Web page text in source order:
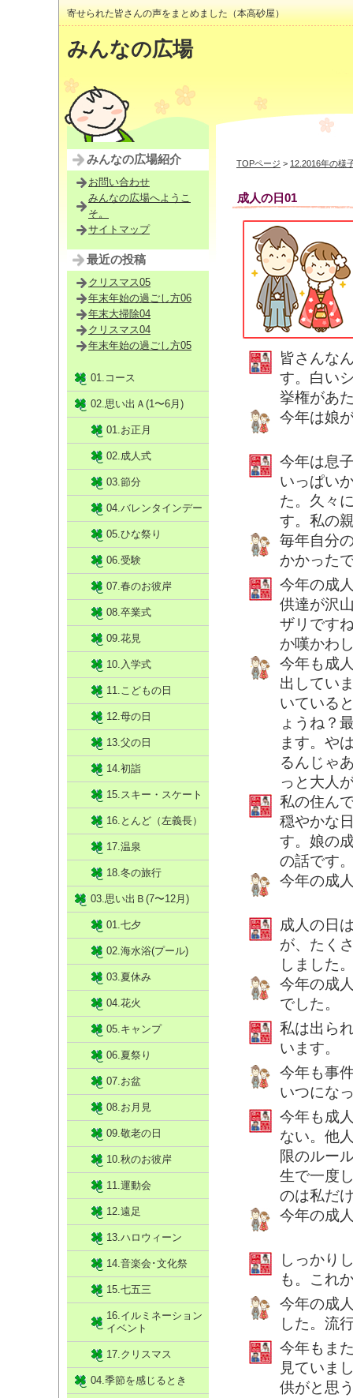
寄せられた皆さんの声をまとめました（本高砂屋）
みんなの広場
TOPページ > 12.2016年の様
成人の日01
皆さんな
す。白い
挙権があ
今年は娘
今年は息
いっぱい
た。久々
す。私の
毎年自分
かかった
今年の成
供達が沢
ザリです
か嘆かわ
今年も成
出してい
いている
ょうね？
ます。や
るんじゃ
っと大人
私の住ん
穏やかな
す。娘の
の話です
今年の成
成人の日
が、たく
しました
今年の成
でした。
私は出ら
います。
今年も事
いつにな
今年も成
ない。他
限のルー
生で一度
のは私だ
今年の成
しっかり
も。これ
今年の成
した。流
今年もま
見ていま
供がと思
みんなの広場紹介
お問い合わせ
みんなの広場へようこ
そ。
サイトマップ
最近の投稿
クリスマス05
年末年始の過ごし方06
年末大掃除04
クリスマス04
年末年始の過ごし方05
01.コース
02.思い出Ａ(1〜6月)
01.お正月
02.成人式
03.節分
04.バレンタインデー
05.ひな祭り
06.受験
07.春のお彼岸
08.卒業式
09.花見
10.入学式
11.こどもの日
12.母の日
13.父の日
14.初詣
15.スキー・スケート
16.とんど（左義長）
17.温泉
18.冬の旅行
03.思い出Ｂ(7〜12月)
01.七夕
02.海水浴(プール)
03.夏休み
04.花火
05.キャンプ
06.夏祭り
07.お盆
08.お月見
09.敬老の日
10.秋のお彼岸
11.運動会
12.遠足
13.ハロウィーン
14.音楽会･文化祭
15.七五三
16.イルミネーション
イベント
17.クリスマス
04.季節を感じるとき